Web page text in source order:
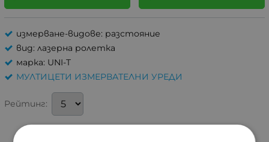
измерване-видове: разстояние
вид: лазерна ролетка
марка: UNI-T
МУЛТИЦЕТИ ИЗМЕРВАТЕЛНИ УРЕДИ
Рейтинг: